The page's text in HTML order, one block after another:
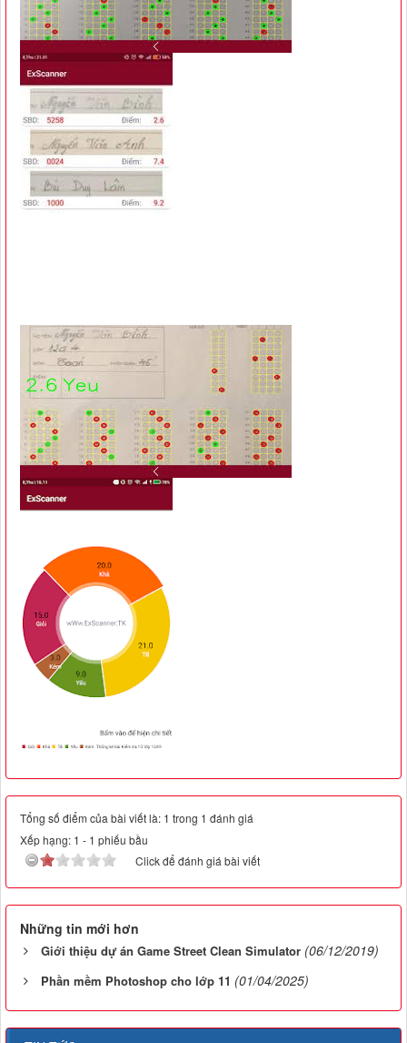
Tổng số điểm của bài viết là: 1 trong 1 đánh giá
Xếp hạng: 1 - 1 phiếu bầu
Click để đánh giá bài viết
Những tin mới hơn
Giới thiệu dự án Game Street Clean Simulator (06/12/2019)
Phần mềm Photoshop cho lớp 11 (01/04/2025)